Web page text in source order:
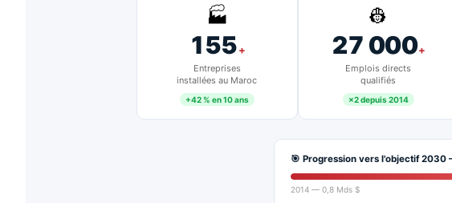
🏭
155+
Entreprises
installées au Maroc
+42 % en 10 ans
👷
27 000+
Emplois directs
qualifiés
×2 depuis 2014
🎯 Progression vers l'objectif
2014 — 0,8 Mds $